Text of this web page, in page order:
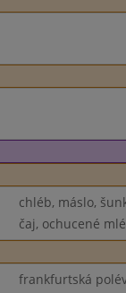
chléb, máslo,
čaj, ochucené
frankfurtská